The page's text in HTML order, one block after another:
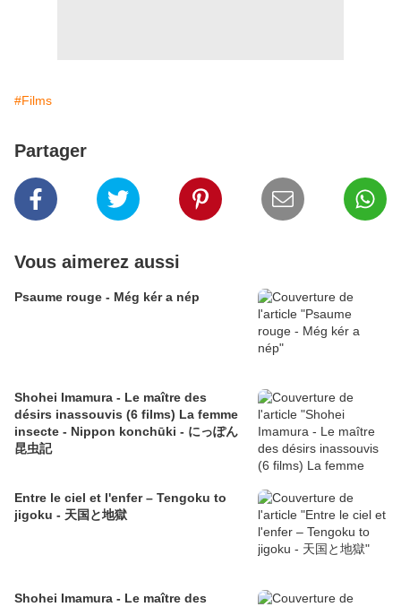
#Films
Partager
Vous aimerez aussi
Psaume rouge - Még kér a nép
Shohei Imamura - Le maître des
désirs inassouvis (6 films) La femme
insecte - Nippon konchūki - にっぽん
昆虫記
Entre le ciel et l'enfer – Tengoku to
jigoku - 天国と地獄
Shohei Imamura - Le maître des